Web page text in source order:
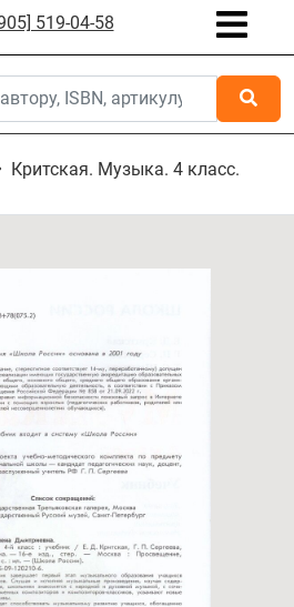
519-04-58
Критская. Музыка. 4 класс.